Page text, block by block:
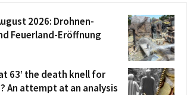
2026: Drohnen-
Feuerland-Eröffnung
63’ the death knell for
An attempt at an analysis